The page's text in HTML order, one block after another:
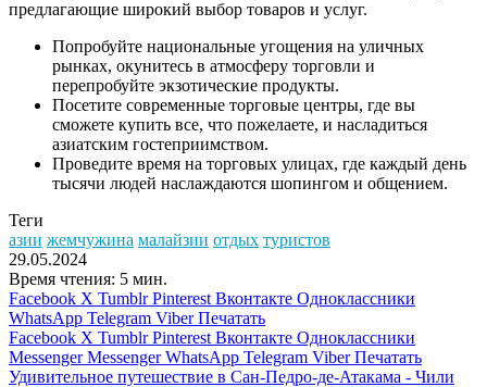
предлагающие широкий выбор товаров и услуг.
Попробуйте национальные угощения на уличных
рынках, окунитесь в атмосферу торговли и
перепробуйте экзотические продукты.
Посетите современные торговые центры, где вы
сможете купить все, что пожелаете, и насладиться
азиатским гостеприимством.
Проведите время на торговых улицах, где каждый день
тысячи людей наслаждаются шопингом и общением.
Теги
азии жемчужина малайзии отдых туристов
29.05.2024
Время чтения: 5 мин.
Facebook X Tumblr Pinterest Вконтакте Одноклассники
WhatsApp Telegram Viber Печатать
Facebook X Tumblr Pinterest Вконтакте Одноклассники
Messenger Messenger WhatsApp Telegram Viber Печатать
Удивительное путешествие в Сан-Педро-де-Атакама - Чили